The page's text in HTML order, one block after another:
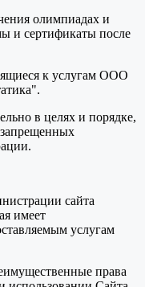
олимпиадах и
и сертификаты после
к услугам ООО
в целях и порядке,
сайта
имеет
услугам
права